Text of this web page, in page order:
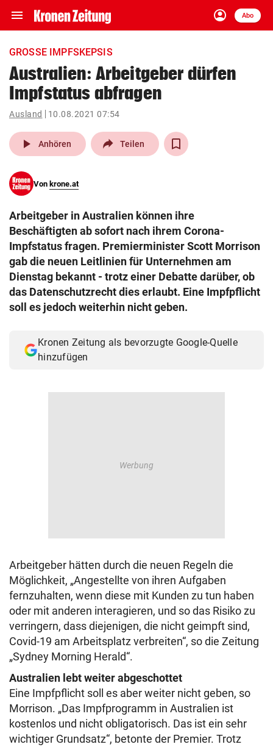
menu Navigation
ein-/ausklappen
account_circle
Anmelden
Abo
close Schließen
account_circle Anmelden
pin_drop
Wien arrow_right
search
eingeben
© Krone Multimedia GmbH & Co KG 2026
Muthgasse 2, 1190 Wien
GROSSE IMPFSKEPSIS
Australien: Arbeitgeber dürfen
Impfstatus abfragen
Ausland 10.08.2021 07:54
play_arrow Anhören Teilen
Von krone.at
Arbeitgeber in Australien können ihre
Beschäftigten ab sofort nach ihrem Corona-
Impfstatus fragen. Premierminister Scott Morrison
gab die neuen Leitlinien für Unternehmen am
Dienstag bekannt - trotz einer Debatte darüber, ob
das Datenschutzrecht dies erlaubt. Eine Impfpflicht
soll es jedoch weiterhin nicht geben.
Kronen Zeitung als bevorzugte Google-Quelle
hinzufügen
Arbeitgeber hätten durch die neuen Regeln die
Möglichkeit, „Angestellte von ihren Aufgaben
fernzuhalten, wenn diese mit Kunden zu tun haben
oder mit anderen interagieren, und so das Risiko zu
verringern, dass diejenigen, die nicht geimpft sind,
Covid-19 am Arbeitsplatz verbreiten“, so die Zeitung
„Sydney Morning Herald“.
Australien lebt weiter abgeschottet
Eine Impfpflicht soll es aber weiter nicht geben, so
Morrison. „Das Impfprogramm in Australien ist
kostenlos und nicht obligatorisch. Das ist ein sehr
wichtiger Grundsatz“, betonte der Premier. Trotz